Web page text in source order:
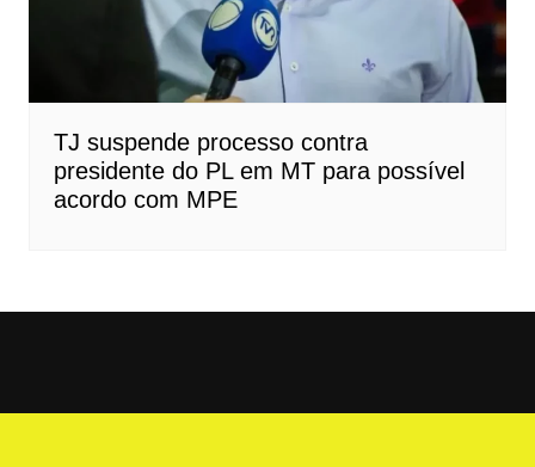
TJ suspende processo contra
presidente do PL em MT para possível
acordo com MPE